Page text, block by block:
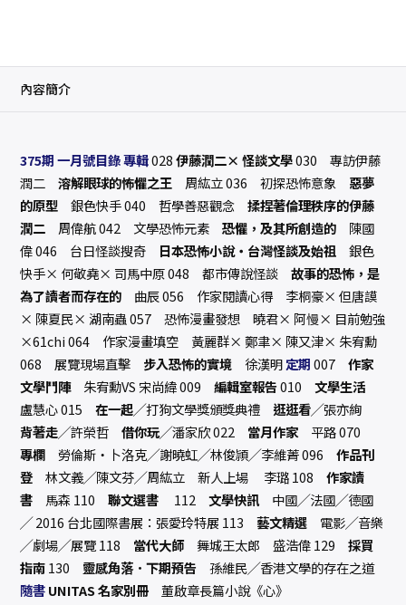
內容簡介
375期 一月號目錄專輯028伊藤潤二× 怪談文學030 專訪伊藤
潤二溶解眼球的怖懼之王 周紘立 036 初探恐怖意象 惡夢
的原型 銀色快手 040 哲學善惡觀念揉捏著倫理秩序的伊藤
潤二 周偉航 042 文學恐怖元素恐懼，及其所創造的 陳國
偉 046 台日怪談搜奇 日本恐怖小說‧台灣怪談及始祖 銀色
快手× 何敬堯× 司馬中原 048 都市傳說怪談故事的恐怖，是
為了讀者而存在的 曲辰 056 作家閱讀心得 李桐豪× 但唐謨
× 陳夏民× 湖南蟲 057 恐怖漫畫發想 曉君× 阿慢× 目前勉強
×61chi 064 作家漫畫填空 黃麗群× 鄭聿× 陳又津× 朱宥勳
068 展覽現場直擊 步入恐怖的實境 徐漢明定期007作家
文學鬥陣朱宥勳VS 宋尚緯 009編輯室報告010文學生活
盧慧心 015在一起╱打狗文學獎頒獎典禮 逛逛看╱張亦絢
背著走╱許榮哲借你玩╱潘家欣 022 當月作家 平路 070
專欄 勞倫斯‧卜洛克╱謝曉虹╱林俊頴╱李維菁 096作品刊
登林文義╱陳文芬╱周紘立 新人上場 李璐 108作家讀
書 馬森 110聯文選書 112文學快訊 中國╱法國╱德國
╱ 2016 台北國際書展：張愛玲特展 113藝文精選 電影╱音樂
╱劇場╱展覽 118 當代大師舞城王太郎 盛浩偉 129採買
指南130 靈感角落．下期預告 孫維民╱香港文學的存在之道
隨書UNITAS 名家別冊 董啟章長篇小說《心》